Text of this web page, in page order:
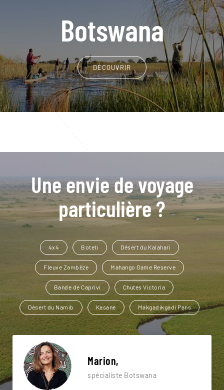
Botswana
DÉCOUVRIR
Une envie de voyage
particulière ?
4x4 Boteti Désert du Kalahari
Fleuve Zambèze Mahango Game Reserve
Bande de Caprivi Chutes Victoria
Désert du Namib Kasane Makgadikgadi Pans
Marion,
spécialiste Botswana